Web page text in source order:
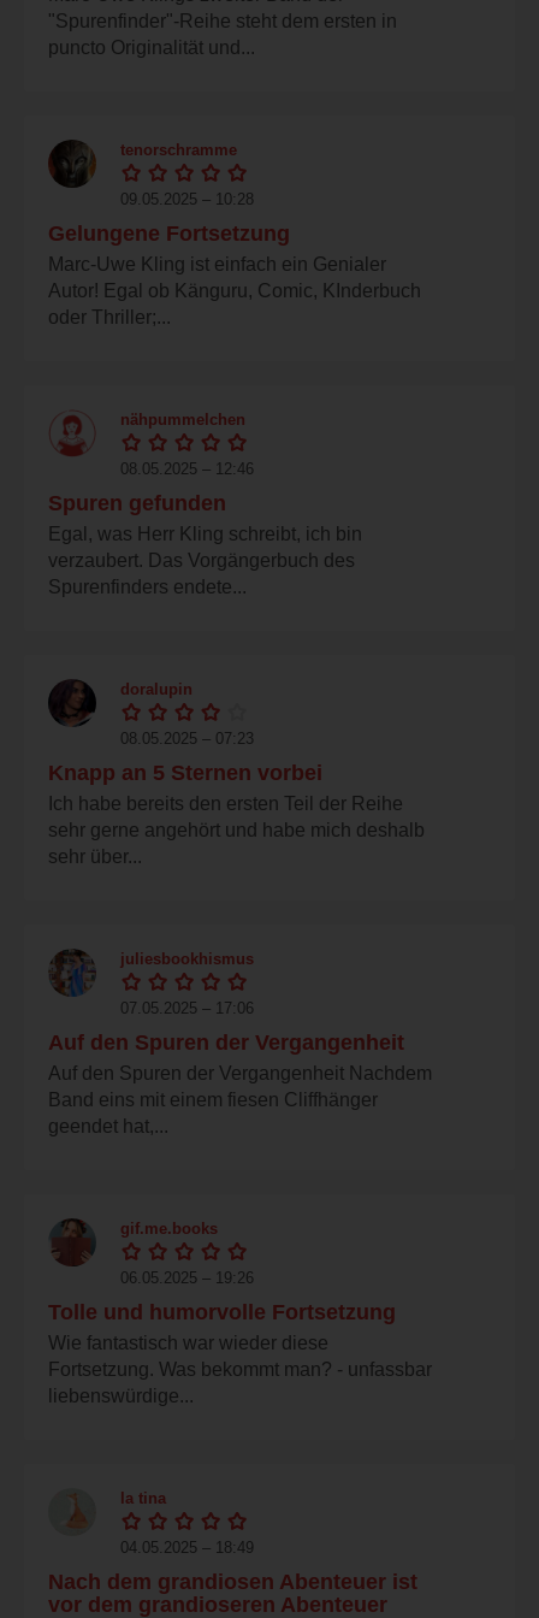
"Spurenfinder"-Reihe steht dem ersten in
puncto Originalität und...
tenorschramme
09.05.2025 – 10:28
Gelungene Fortsetzung
Marc-Uwe Kling ist einfach ein Genialer
Autor! Egal ob Känguru, Comic, KInderbuch
oder Thriller;...
nähpummelchen
08.05.2025 – 12:46
Spuren gefunden
Egal, was Herr Kling schreibt, ich bin
verzaubert. Das Vorgängerbuch des
Spurenfinders endete...
doralupin
08.05.2025 – 07:23
Knapp an 5 Sternen vorbei
Ich habe bereits den ersten Teil der Reihe
sehr gerne angehört und habe mich deshalb
sehr über...
juliesbookhismus
07.05.2025 – 17:06
Auf den Spuren der Vergangenheit
Auf den Spuren der Vergangenheit Nachdem
Band eins mit einem fiesen Cliffhänger
geendet hat,...
gif.me.books
06.05.2025 – 19:26
Tolle und humorvolle Fortsetzung
Wie fantastisch war wieder diese
Fortsetzung. Was bekommt man? - unfassbar
liebenswürdige...
la tina
04.05.2025 – 18:49
Nach dem grandiosen Abenteuer ist
vor dem grandioseren Abenteuer